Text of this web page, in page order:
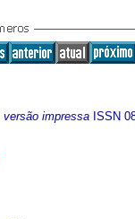
versão impressa ISSN